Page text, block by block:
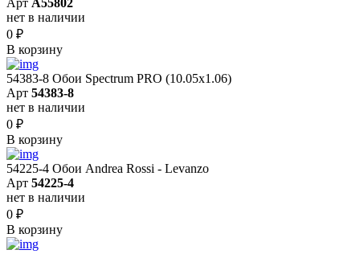
нет в наличии
0 ₽
В корзину
54383-8 Обои Spectrum PRO (10.05х1.06)
Арт 54383-8
нет в наличии
0 ₽
В корзину
54225-4 Обои Andrea Rossi - Levanzo
Арт 54225-4
нет в наличии
0 ₽
В корзину